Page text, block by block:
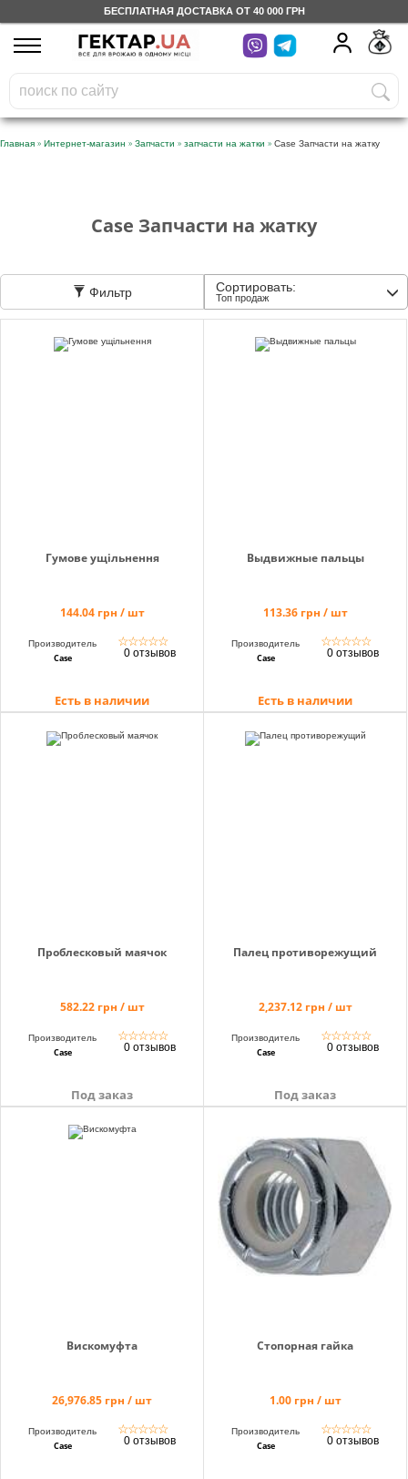
БЕСПЛАТНАЯ ДОСТАВКА ОТ 40 000 ГРН
UA
На вашем
бонусном счете
грн
Бесплатно по Украине
Категории
Дневник
Доставка
302
Бесплатно по
+38 (096) 733
+38 (066) 733
Главная » Интернет-магазин » Запчасти » запчасти на жатки » Case Запчасти на жатку
Case Запчасти на жатку
Фильтр Сортировать:
Топ продаж
Гумове ущільнення
144.04 грн / шт
Производитель
Case
☆☆☆☆☆
0 отзывов
Есть в наличии
Выдвижные пальцы
113.36 грн / шт
Производитель
Case
☆☆☆☆☆
0 отзывов
Есть в наличии
Проблесковый маячок
582.22 грн / шт
Производитель
Case
☆☆☆☆☆
0 отзывов
Под заказ
Палец противорежущий
2,237.12 грн / шт
Производитель
Case
☆☆☆☆☆
0 отзывов
Под заказ
Вискомуфта
26,976.85 грн / шт
Производитель
Case
☆☆☆☆☆
0 отзывов
Стопорная гайка
1.00 грн / шт
Производитель
Case
☆☆☆☆☆
0 отзывов